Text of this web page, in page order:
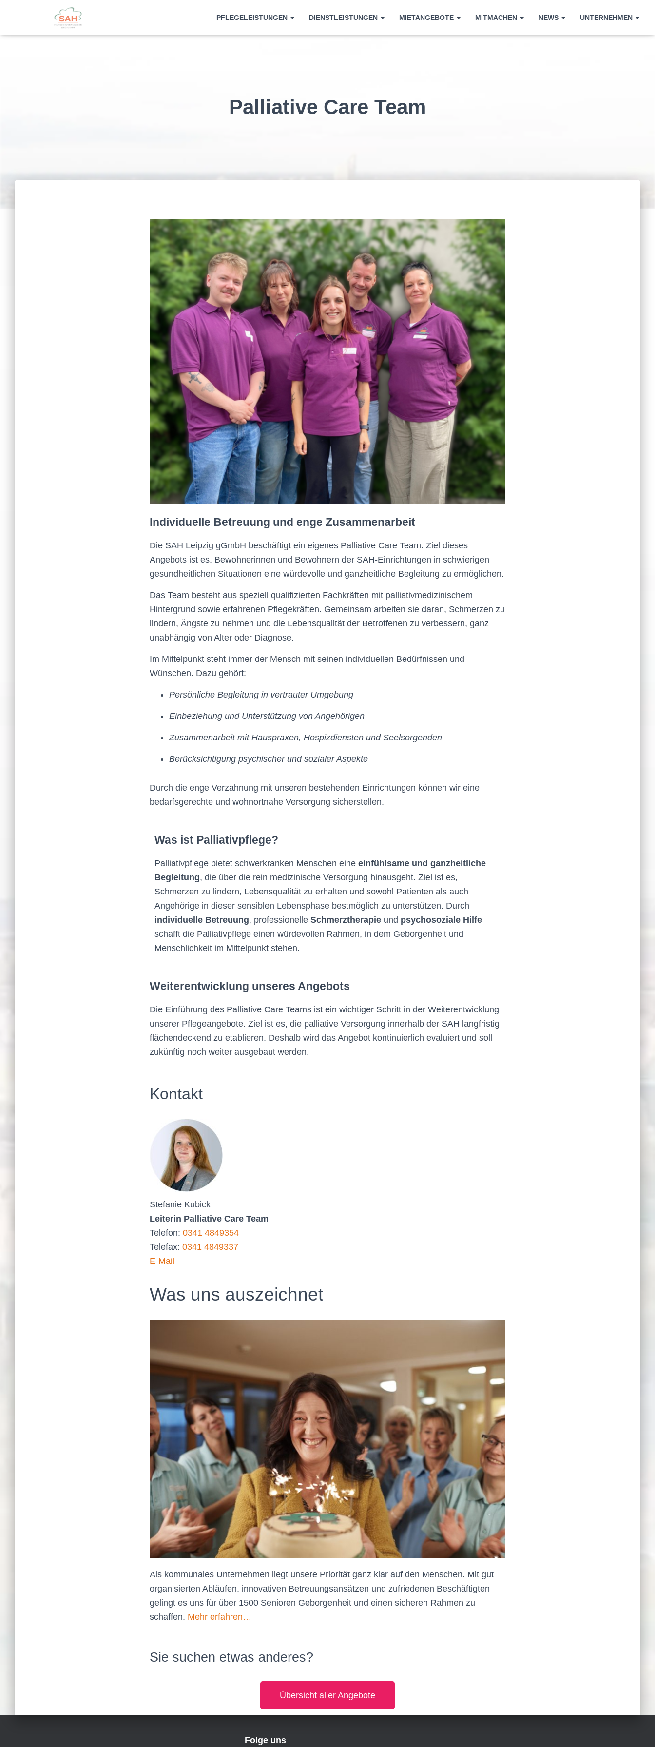
PFLEGELEISTUNGEN DIENSTLEISTUNGEN MIETANGEBOTE MITMACHEN NEWS UNTERNEHMEN
Palliative Care Team
Individuelle Betreuung und enge Zusammenarbeit
Die SAH Leipzig gGmbH beschäftigt ein eigenes Palliative Care Team. Ziel dieses
Angebots ist es, Bewohnerinnen und Bewohnern der SAH-Einrichtungen in schwierigen
gesundheitlichen Situationen eine würdevolle und ganzheitliche Begleitung zu ermöglichen.
Das Team besteht aus speziell qualifizierten Fachkräften mit palliativmedizinischem
Hintergrund sowie erfahrenen Pflegekräften. Gemeinsam arbeiten sie daran, Schmerzen zu
lindern, Ängste zu nehmen und die Lebensqualität der Betroffenen zu verbessern, ganz
unabhängig von Alter oder Diagnose.
Im Mittelpunkt steht immer der Mensch mit seinen individuellen Bedürfnissen und
Wünschen. Dazu gehört:
Persönliche Begleitung in vertrauter Umgebung
Einbeziehung und Unterstützung von Angehörigen
Zusammenarbeit mit Hauspraxen, Hospizdiensten und Seelsorgenden
Berücksichtigung psychischer und sozialer Aspekte
Durch die enge Verzahnung mit unseren bestehenden Einrichtungen können wir eine
bedarfsgerechte und wohnortnahe Versorgung sicherstellen.
Was ist Palliativpflege?
Palliativpflege bietet schwerkranken Menschen eine einfühlsame und ganzheitliche
Begleitung, die über die rein medizinische Versorgung hinausgeht. Ziel ist es,
Schmerzen zu lindern, Lebensqualität zu erhalten und sowohl Patienten als auch
Angehörige in dieser sensiblen Lebensphase bestmöglich zu unterstützen. Durch
individuelle Betreuung, professionelle Schmerztherapie und psychosoziale Hilfe
schafft die Palliativpflege einen würdevollen Rahmen, in dem Geborgenheit und
Menschlichkeit im Mittelpunkt stehen.
Weiterentwicklung unseres Angebots
Die Einführung des Palliative Care Teams ist ein wichtiger Schritt in der Weiterentwicklung
unserer Pflegeangebote. Ziel ist es, die palliative Versorgung innerhalb der SAH langfristig
flächendeckend zu etablieren. Deshalb wird das Angebot kontinuierlich evaluiert und soll
zukünftig noch weiter ausgebaut werden.
Kontakt
Stefanie Kubick
Leiterin Palliative Care Team
Telefon: 0341 4849354
Telefax: 0341 4849337
E-Mail
Was uns auszeichnet
Als kommunales Unternehmen liegt unsere Priorität ganz klar auf den Menschen. Mit gut
organisierten Abläufen, innovativen Betreuungsansätzen und zufriedenen Beschäftigten
gelingt es uns für über 1500 Senioren Geborgenheit und einen sicheren Rahmen zu
schaffen. Mehr erfahren…
Sie suchen etwas anderes?
Übersicht aller Angebote
Folge uns